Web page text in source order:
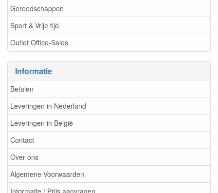
Gereedschappen
Sport & Vrije tijd
Outlet Office-Sales
Informatie
Betalen
Leveringen in Nederland
Leveringen in België
Contact
Over ons
Algemene Voorwaarden